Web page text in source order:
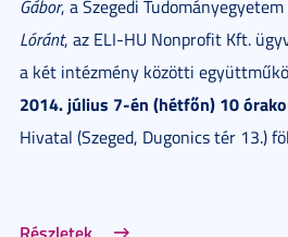
Gábor, a Szegedi
Lóránt, az ELI-HU Nonprofit Kft.
a két intézmény közötti
2014. július 7-én (hétfőn) 10
Hivatal (Szeged, Dugonics tér 13.)
Részletek